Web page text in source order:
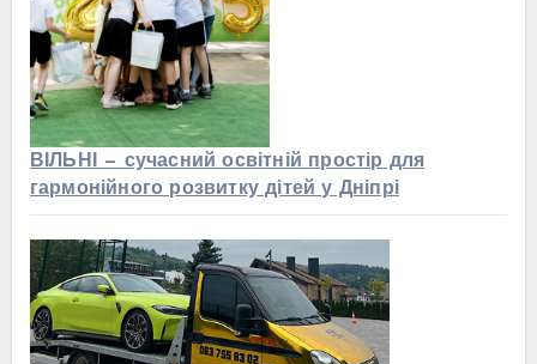
ВІЛЬНІ — сучасний освітній простір для
гармонійного розвитку дітей у Дніпрі